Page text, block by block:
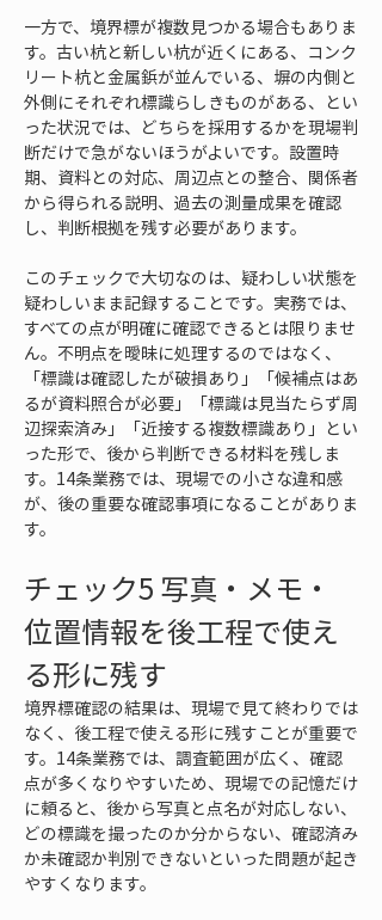
一方で、境界標が複数見つかる場合もありま
す。古い杭と新しい杭が近くにある、コンク
リート杭と金属鋲が並んでいる、塀の内側と
外側にそれぞれ標識らしきものがある、とい
った状況では、どちらを採用するかを現場判
断だけで急がないほうがよいです。設置時
期、資料との対応、周辺点との整合、関係者
から得られる説明、過去の測量成果を確認
し、判断根拠を残す必要があります。
このチェックで大切なのは、疑わしい状態を
疑わしいまま記録することです。実務では、
すべての点が明確に確認できるとは限りませ
ん。不明点を曖昧に処理するのではなく、
「標識は確認したが破損あり」「候補点はあ
るが資料照合が必要」「標識は見当たらず周
辺探索済み」「近接する複数標識あり」とい
った形で、後から判断できる材料を残しま
す。14条業務では、現場での小さな違和感
が、後の重要な確認事項になることがありま
す。
チェック5 写真・メモ・
位置情報を後工程で使え
る形に残す
境界標確認の結果は、現場で見て終わりでは
なく、後工程で使える形に残すことが重要で
す。14条業務では、調査範囲が広く、確認
点が多くなりやすいため、現場での記憶だけ
に頼ると、後から写真と点名が対応しない、
どの標識を撮ったのか分からない、確認済み
か未確認か判別できないといった問題が起き
やすくなります。